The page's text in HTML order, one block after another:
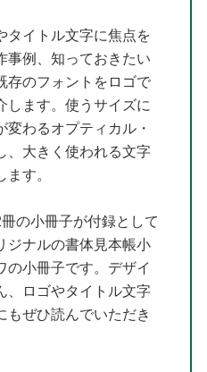
タイトル文字に焦点を
事例、知っておきたい
存のフォントをロゴで
します。使うサイズに
変わるオプティカル・
、大きく使われる文字
す。
の小冊子が付録として
ジナルの書体見本帳小
の小冊子です。デザイ
、ロゴやタイトル文字
もぜひ読んでいただき